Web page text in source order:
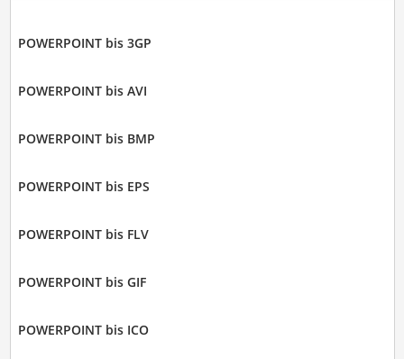
POWERPOINT bis 3GP
POWERPOINT bis AVI
POWERPOINT bis BMP
POWERPOINT bis EPS
POWERPOINT bis FLV
POWERPOINT bis GIF
POWERPOINT bis ICO